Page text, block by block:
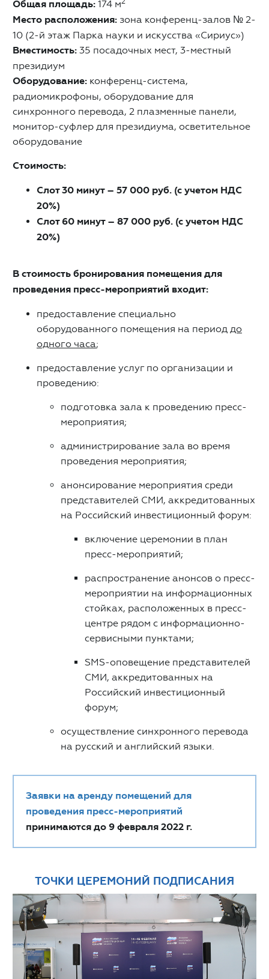
Общая площадь: 174 м
Место расположения: зона конференц-залов № 2-
10 (2-й этаж Парка науки и искусства «Сириус»)
Вместимость: 35 посадочных мест, 3-местный
президиум
Оборудование: конференц-система,
радиомикрофоны, оборудование для
синхронного перевода, 2 плазменные панели,
монитор-суфлер для президиума, осветительное
оборудование
Стоимость:
Слот 30 минут – 57 000 руб. (с учетом НДС
20%)
Слот 60 минут – 87 000 руб. (с учетом НДС
20%)
В стоимость бронирования помещения для
проведения пресс-мероприятий входит:
предоставление специально
оборудованного помещения на период до
одного часа;
предоставление услуг по организации и
проведению:
подготовка зала к проведению пресс-
мероприятия;
администрирование зала во время
проведения мероприятия;
анонсирование мероприятия среди
представителей СМИ, аккредитованных
на Российский инвестиционный форум:
включение церемонии в план
пресс-мероприятий;
распространение анонсов о пресс-
мероприятии на информационных
стойках, расположенных в пресс-
центре рядом с информационно-
сервисными пунктами;
SMS-оповещение представителей
СМИ, аккредитованных на
Российский инвестиционный
форум;
осуществление синхронного перевода
на русский и английский языки.
Заявки на аренду помещений для
проведения пресс-мероприятий
принимаются до 9 февраля 2022 г.
ТОЧКИ ЦЕРЕМОНИЙ ПОДПИСАНИЯ